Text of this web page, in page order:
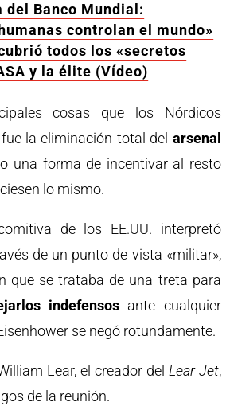
del Banco Mundial:
controlan el mundo»
todos los «secretos
y la élite (Vídeo)
cosas que los Nórdicos
la eliminación total del arsenal
una forma de incentivar al resto
lo mismo.
de los EE.UU. interpretó
de un punto de vista «militar»,
que se trataba de una treta para
indefensos ante cualquier
se negó rotundamente.
Lear, el creador del Lear Jet,
de la reunión.